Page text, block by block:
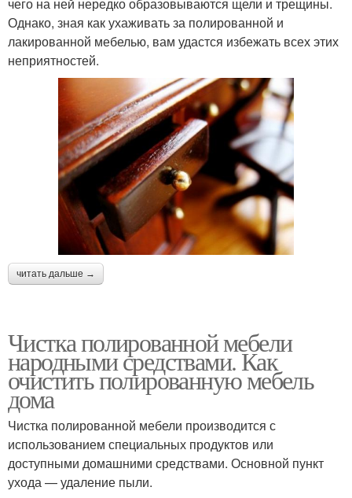
Однако, зная как ухаживать за полированной и
лакированной мебелью, вам удастся избежать всех этих
неприятностей.
читать дальше →
Чистка полированной мебели
народными средствами. Как
очистить полированную мебель
дома
Чистка полированной мебели производится с
использованием специальных продуктов или
доступными домашними средствами. Основной пункт
ухода — удаление пыли.